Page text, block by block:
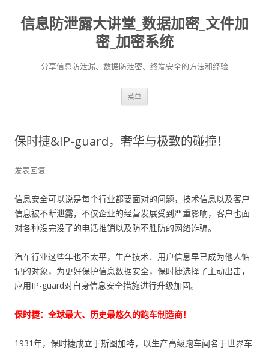
信息防泄露大讲堂_数据加密_文件加
密_加密系统
分享信息防泄漏、数据防泄密、终端安全的方法和经验
菜单
保时捷&IP-guard，奢华与极致的碰撞！
发表回复
信息安全可以说是每个行业都要面对的问题，技术信息以及客户
信息被不断泄露，不仅企业的经营发展受到严重影响，客户也面
对各种没完没了的电话推销以及防不胜防的网络诈骗。
汽车行业这些年也不太平，生产技术、用户信息早已成为他人惦
记的对象，为更好保护信息数据安全，保时捷选择了主动出击，
应用IP-guard对自身信息安全措施进行升级加固。
保时捷：全球最大、历史最悠久的跑车制造商！
1931年，保时捷成立于斯图加特，以生产高级跑车闻名于世界车